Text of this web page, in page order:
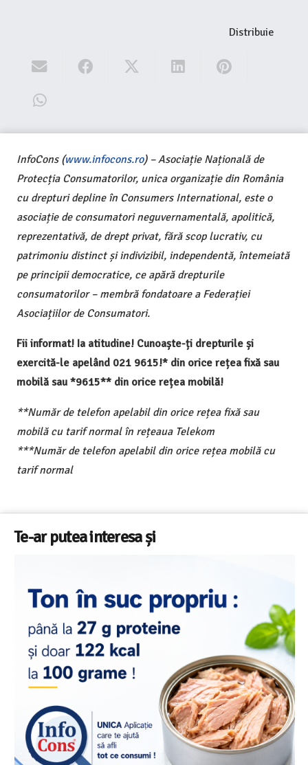
Distribuie
InfoCons (www.infocons.ro) – Asociație Națională de
Protecția Consumatorilor, unica organizație din România
cu drepturi depline în Consumers International, este o
asociație de consumatori neguvernamentală, apolitică,
reprezentativă, de drept privat, fără scop lucrativ, cu
patrimoniu distinct și indivizibil, independentă, întemeiată
pe principii democratice, ce apără drepturile
consumatorilor – membră fondatoare a Federației
Asociațiilor de Consumatori.
Fii informat! Ia atitudine! Cunoaște-ți drepturile și
exercită-le apelând 021 9615!* din orice rețea fixă sau
mobilă sau *9615** din orice rețea mobilă!
**Număr de telefon apelabil din orice rețea fixă sau
mobilă cu tarif normal în rețeaua Telekom
***Număr de telefon apelabil din orice rețea mobilă cu
tarif normal
Te-ar putea interesa și